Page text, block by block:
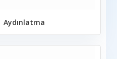
Aydınlatma